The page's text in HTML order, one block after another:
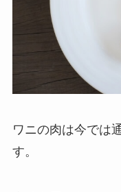
ワニの肉は今では
す。